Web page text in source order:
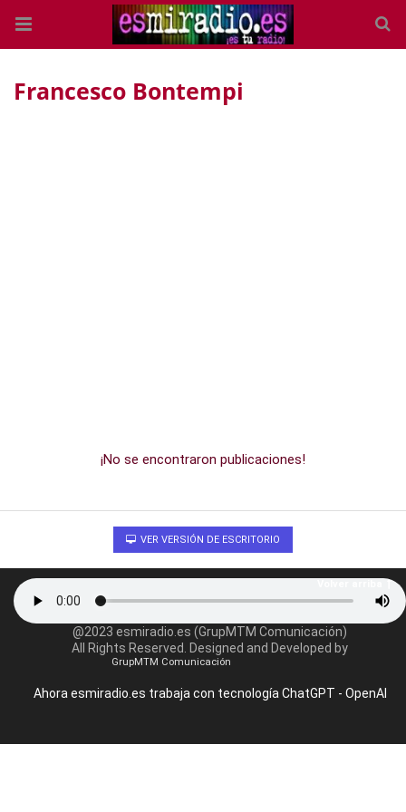
Francesco Bontempi
¡No se encontraron publicaciones!
VER VERSIÓN DE ESCRITORIO
@2023 esmiradio.es (GrupMTM Comunicación)
All Rights Reserved. Designed and Developed by
GrupMTM Comunicación
Ahora esmiradio.es trabaja con tecnología ChatGPT - OpenAI